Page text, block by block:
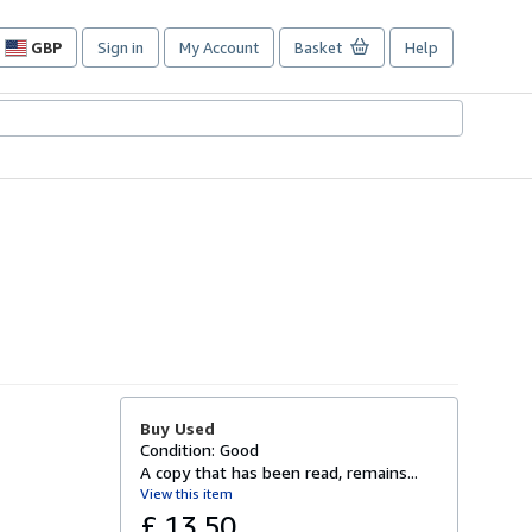
GBP
Site
preferences
Sign in My Account Basket Help
Buy Used
Condition: Good
A copy that has been read, remains...
View this item